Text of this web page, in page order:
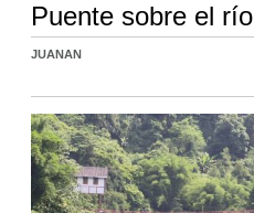
Puente sobre el río
JUANAN